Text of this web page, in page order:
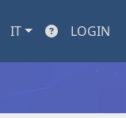
IT LOGIN